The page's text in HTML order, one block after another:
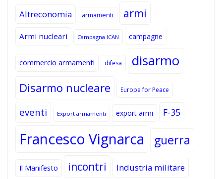
Altreconomia armamenti armi
Armi nucleari Campagna ICAN campagne
commercio armamenti difesa disarmo
Disarmo nucleare Europe for Peace
eventi Export armamenti export armi F-35
Francesco Vignarca guerra
Il Manifesto incontri Industria militare